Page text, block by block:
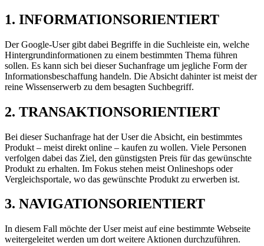
1. INFORMATIONSORIENTIERT
Der Google-User gibt dabei Begriffe in die Suchleiste ein, welche
Hintergrundinformationen zu einem bestimmten Thema führen
sollen. Es kann sich bei dieser Suchanfrage um jegliche Form der
Informationsbeschaffung handeln. Die Absicht dahinter ist meist der
reine Wissenserwerb zu dem besagten Suchbegriff.
2. TRANSAKTIONSORIENTIERT
Bei dieser Suchanfrage hat der User die Absicht, ein bestimmtes
Produkt – meist direkt online – kaufen zu wollen. Viele Personen
verfolgen dabei das Ziel, den günstigsten Preis für das gewünschte
Produkt zu erhalten. Im Fokus stehen meist Onlineshops oder
Vergleichsportale, wo das gewünschte Produkt zu erwerben ist.
3. NAVIGATIONSORIENTIERT
In diesem Fall möchte der User meist auf eine bestimmte Webseite
weitergeleitet werden um dort weitere Aktionen durchzuführen.